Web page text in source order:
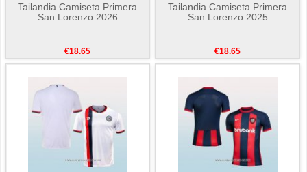
Tailandia Camiseta Primera
San Lorenzo 2026
€18.65
Tailandia Camiseta Primera
San Lorenzo 2025
€18.65